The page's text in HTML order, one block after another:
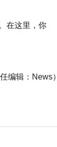
在这里，你
任编辑：News）